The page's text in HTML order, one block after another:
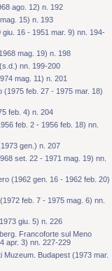
ago. 12) n. 192
15) n. 193
giu. 16 - 1951 mar. 9) nn. 194-
mag. 19) n. 198
nn. 199-200
mag. 11) n. 201
(1975 feb. 27 - 1975 mar. 18)
feb. 4) n. 204
feb. 2 - 1956 feb. 18) nn.
gen.) n. 207
set. 22 - 1971 mag. 19) nn.
(1962 gen. 16 - 1962 feb. 20)
feb. 7 - 1975 mag. 6) nn.
giu. 5) n. 226
Francoforte sul Meno
apr. 3) nn. 227-229
Muzeum. Budapest (1973 mar.